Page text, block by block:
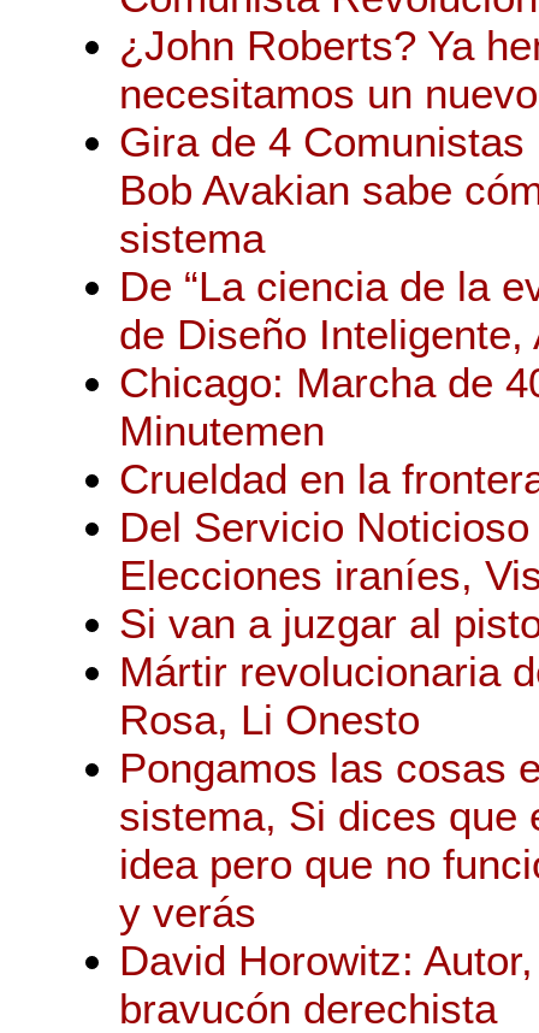
¿John Roberts? Ya
necesitamos un
Gira de 4
Bob Avakian sabe
sistema
De “La ciencia de la
de Diseño
Chicago: Marcha de
Minutemen
Crueldad en la
Del Servicio
Elecciones iraníes,
Si van a juzgar al
Mártir revolucionaria
Rosa, Li Onesto
Pongamos las cosas
sistema, Si dices que
idea pero que no
y verás
David Horowitz:
bravucón derechista